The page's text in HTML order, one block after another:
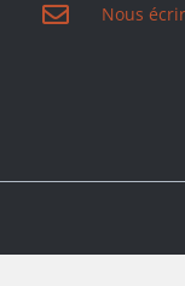
Nous